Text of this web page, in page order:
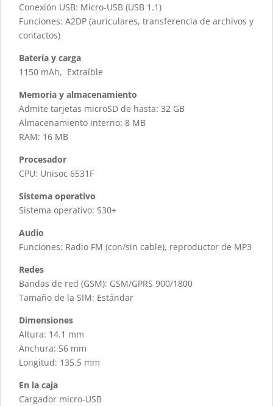
Conexión USB: Micro-USB (USB 1.1)
Funciones: A2DP (auriculares, transferencia de archivos y
contactos)
Batería y carga
1150 mAh, Extraíble
Memoria y almacenamiento
Admite tarjetas microSD de hasta: 32 GB
Almacenamiento interno: 8 MB
RAM: 16 MB
Procesador
CPU: Unisoc 6531F
Sistema operativo
Sistema operativo: S30+
Audio
Funciones: Radio FM (con/sin cable), reproductor de MP3
Redes
Bandas de red (GSM): GSM/GPRS 900/1800
Tamaño de la SIM: Estándar
Dimensiones
Altura: 14.1 mm
Anchura: 56 mm
Longitud: 135.5 mm
En la caja
Cargador micro-USB